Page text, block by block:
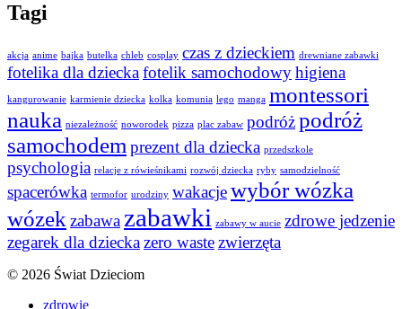
Tagi
akcja anime bajka butelka chleb cosplay czas z dzieckiem drewniane zabawki
fotelika dla dzieckafotelik samochodowyhigiena
kangurowanie karmienie dziecka kolka komunia lego manga montessori
nauka niezależność noworodek pizza plac zabaw podróżpodróż
samochodem prezent dla dziecka przedszkole
psychologia relacje z rówieśnikami rozwój dziecka ryby samodzielność
spacerówka termofor urodziny wakacjewybór wózka
wózek zabawa zabawki zabawy w aucie zdrowe jedzenie
zegarek dla dzieckazero wastezwierzęta
© 2026 Świat Dzieciom
zdrowie